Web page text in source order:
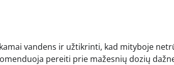
vandens ir užtikrinti, kad mityboje
pereiti prie mažesnių dozių